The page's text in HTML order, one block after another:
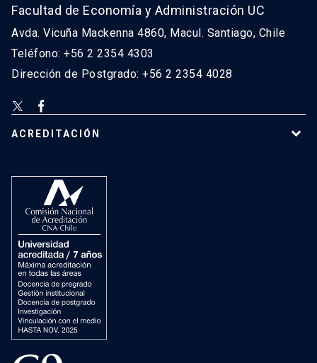
Facultad de Economía y Administración UC
Avda. Vicuña Mackenna 4860, Macul. Santiago, Chile
Teléfono: +56 2 2354 4303
Dirección de Postgrado: +56 2 2354 4028
ACREDITACIÓN